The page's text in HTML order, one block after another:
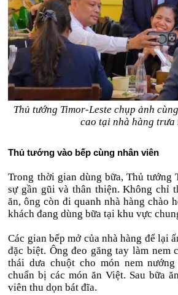
Thủ tướng Timor-Leste chụp ảnh
cao tại nhà hàng trưa
Thủ tướng vào bếp cùng nhân viên
Trong thời gian dùng bữa, Thủ tướng
sự gần gũi và thân thiện. Không chỉ
ăn, ông còn đi quanh nhà hàng chào
khách đang dùng bữa tại khu vực
Các gian bếp mở của nhà hàng để lại
đặc biệt. Ông đeo găng tay làm nem
thái dưa chuột cho món nem
chuẩn bị các món ăn Việt. Sau bữa
viên thu dọn bát đĩa.